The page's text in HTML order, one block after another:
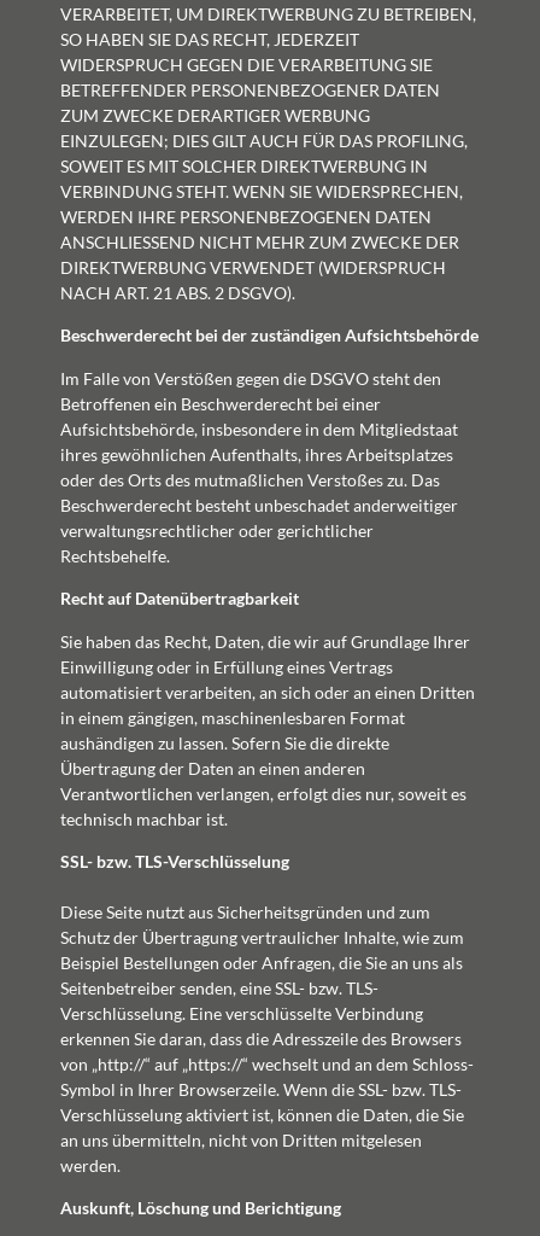
VERARBEITET, UM DIREKTWERBUNG ZU BETREIBEN,
SO HABEN SIE DAS RECHT, JEDERZEIT
WIDERSPRUCH GEGEN DIE VERARBEITUNG SIE
BETREFFENDER PERSONENBEZOGENER DATEN
ZUM ZWECKE DERARTIGER WERBUNG
EINZULEGEN; DIES GILT AUCH FÜR DAS PROFILING,
SOWEIT ES MIT SOLCHER DIREKTWERBUNG IN
VERBINDUNG STEHT. WENN SIE WIDERSPRECHEN,
WERDEN IHRE PERSONENBEZOGENEN DATEN
ANSCHLIESSEND NICHT MEHR ZUM ZWECKE DER
DIREKTWERBUNG VERWENDET (WIDERSPRUCH
NACH ART. 21 ABS. 2 DSGVO).
Beschwerde­recht bei der zuständigen Aufsichts­behörde
Im Falle von Verstößen gegen die DSGVO steht den
Betroffenen ein Beschwerderecht bei einer
Aufsichtsbehörde, insbesondere in dem Mitgliedstaat
ihres gewöhnlichen Aufenthalts, ihres Arbeitsplatzes
oder des Orts des mutmaßlichen Verstoßes zu. Das
Beschwerderecht besteht unbeschadet anderweitiger
verwaltungsrechtlicher oder gerichtlicher
Rechtsbehelfe.
Recht auf Daten­übertrag­barkeit
Sie haben das Recht, Daten, die wir auf Grundlage Ihrer
Einwilligung oder in Erfüllung eines Vertrags
automatisiert verarbeiten, an sich oder an einen Dritten
in einem gängigen, maschinenlesbaren Format
aushändigen zu lassen. Sofern Sie die direkte
Übertragung der Daten an einen anderen
Verantwortlichen verlangen, erfolgt dies nur, soweit es
technisch machbar ist.
SSL- bzw. TLS-Verschlüsselung
Diese Seite nutzt aus Sicherheitsgründen und zum
Schutz der Übertragung vertraulicher Inhalte, wie zum
Beispiel Bestellungen oder Anfragen, die Sie an uns als
Seitenbetreiber senden, eine SSL- bzw. TLS-
Verschlüsselung. Eine verschlüsselte Verbindung
erkennen Sie daran, dass die Adresszeile des Browsers
von „http://“ auf „https://“ wechselt und an dem Schloss-
Symbol in Ihrer Browserzeile. Wenn die SSL- bzw. TLS-
Verschlüsselung aktiviert ist, können die Daten, die Sie
an uns übermitteln, nicht von Dritten mitgelesen
werden.
Auskunft, Löschung und Berichtigung